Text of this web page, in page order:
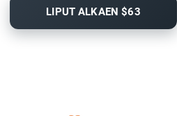
LIPUT ALKAEN $63